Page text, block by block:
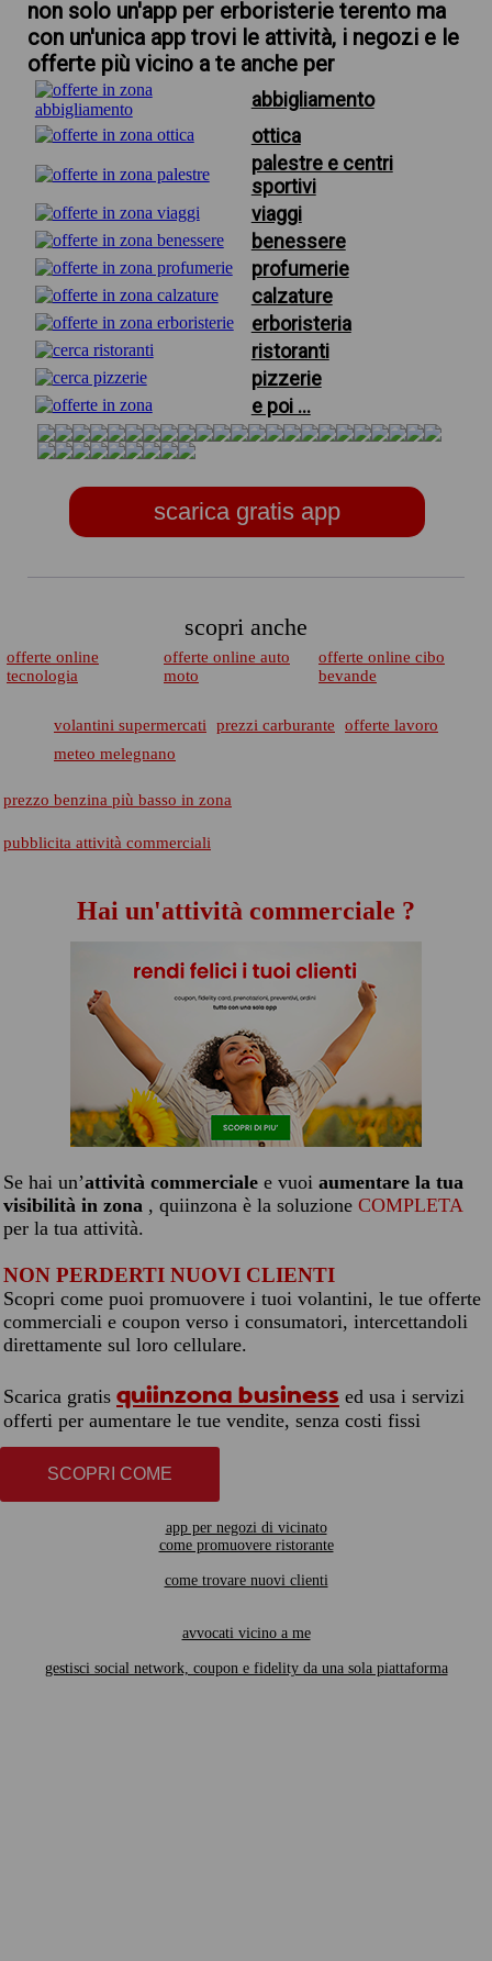
non solo un'app per erboristerie terento ma
con un'unica app trovi le attività, i negozi e le
offerte più vicino a te anche per
abbigliamento
ottica
palestre e centri
sportivi
viaggi
benessere
profumerie
calzature
erboristeria
ristoranti
pizzerie
e poi ...
scarica gratis app
scopri anche
offerte online
tecnologia
offerte online auto
moto
offerte online cibo
bevande
volantini supermercati prezzi carburante
offerte lavoro
meteo melegnano
prezzo benzina più basso in zona
pubblicita attività commerciali
Hai un'attività commerciale ?
Se hai un’attività commerciale e vuoi aumentare la tua
visibilità in zona , quiinzona è la soluzione COMPLETA
per la tua attività.
NON PERDERTI NUOVI CLIENTI
Scopri come puoi promuovere i tuoi volantini, le tue offerte
commerciali e coupon verso i consumatori, intercettandoli
direttamente sul loro cellulare.
Scarica gratis quiinzona business ed usa i servizi
offerti per aumentare le tue vendite, senza costi fissi
SCOPRI COME
app per negozi di vicinato
come promuovere ristorante
come trovare nuovi clienti
avvocati vicino a me
gestisci social network, coupon e fidelity da una sola piattaforma